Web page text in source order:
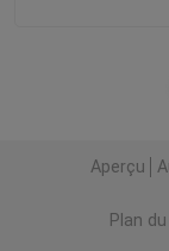
Aperçu
Plan